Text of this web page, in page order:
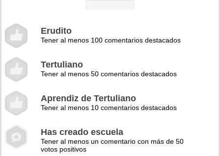
Erudito
Tener al menos 100 comentarios destacados
Tertuliano
Tener al menos 50 comentarios destacados
Aprendiz de Tertuliano
Tener al menos 10 comentarios destacados
Has creado escuela
Tener al menos un comentario con más de 50
votos positivos